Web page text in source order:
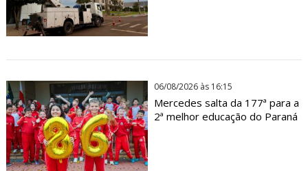
06/08/2026 às 16:15
Mercedes salta da 177ª para a
2ª melhor educação do Paraná